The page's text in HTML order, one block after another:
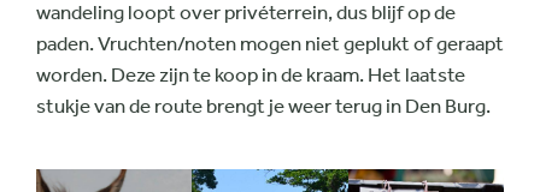
wandeling loopt over privéterrein, dus blijf op de
paden. Vruchten/noten mogen niet geplukt of geraapt
worden. Deze zijn te koop in de kraam. Het laatste
stukje van de route brengt je weer terug in Den Burg.